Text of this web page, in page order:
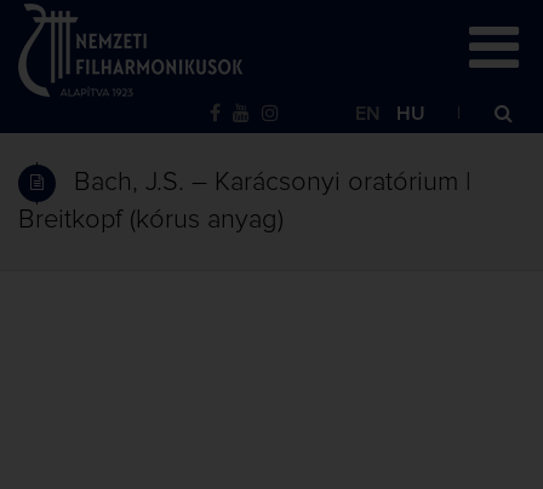
EN HU
Bach, J.S. – Karácsonyi oratórium |
Breitkopf (kórus anyag)